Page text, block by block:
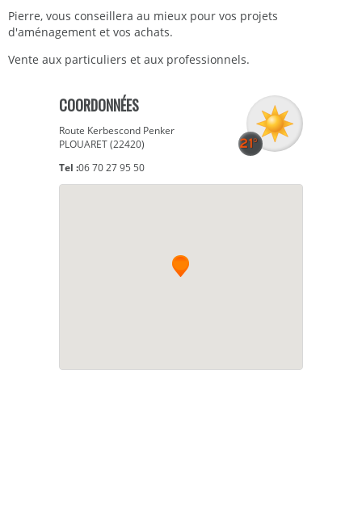
Pierre, vous conseillera au mieux pour vos projets
d'aménagement et vos achats.
Vente aux particuliers et aux professionnels.
COORDONNÉES
Route Kerbescond Penker
PLOUARET (22420)
Tel :06 70 27 95 50